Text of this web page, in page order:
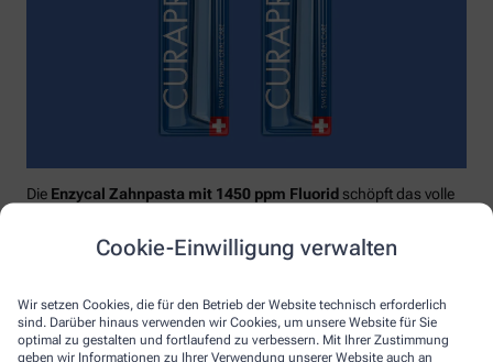
Cookie-Einwilligung verwalten
Wir setzen Cookies, die für den Betrieb der Website technisch erforderlich
sind. Darüber hinaus verwenden wir Cookies, um unsere Website für Sie
optimal zu gestalten und fortlaufend zu verbessern. Mit Ihrer Zustimmung
geben wir Informationen zu Ihrer Verwendung unserer Website auch an
Die Enzycal Zahnpasta mit 1450 ppm Fluorid schöpft das volle
Enzymen deine körpereigenen Abwehrkräfte.
Interdentalbürsten „prime“
reinigen den gesamten kritischen
Zahnzwischenraum effektiv und verletzungsfrei: vom
Zahnfleischrand über die konkaven Nischen bis direkt unter die
Kontaktstelle. Selbst kleinste Interdentalräume werden ohne